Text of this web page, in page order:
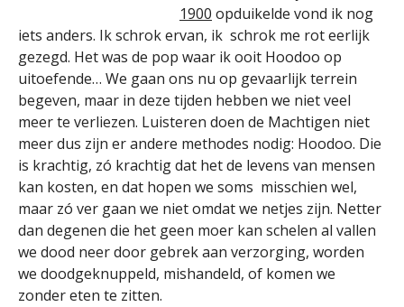
1900 opduikelde vond ik nog
iets anders. Ik schrok ervan, ik schrok me rot eerlijk
gezegd. Het was de pop waar ik ooit Hoodoo op
uitoefende… We gaan ons nu op gevaarlijk terrein
begeven, maar in deze tijden hebben we niet veel
meer te verliezen. Luisteren doen de Machtigen niet
meer dus zijn er andere methodes nodig: Hoodoo. Die
is krachtig, zó krachtig dat het de levens van mensen
kan kosten, en dat hopen we soms misschien wel,
maar zó ver gaan we niet omdat we netjes zijn. Netter
dan degenen die het geen moer kan schelen al vallen
we dood neer door gebrek aan verzorging, worden
we doodgeknuppeld, mishandeld, of komen we
zonder eten te zitten.